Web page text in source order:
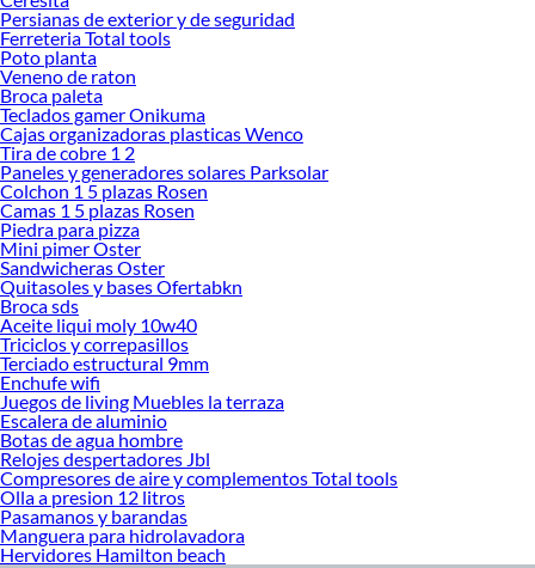
Encuentra una amplia variedad de productos de Alfombras en Sodimac.
Encuentra todo lo necesario para tus proyectos de renovación y decoración.
¡Visítanos y haz tus ideas realidad!
Persianas de exterior y de seguridad
Ferreteria Total tools
Poto planta
Veneno de raton
Broca paleta
Teclados gamer Onikuma
Cajas organizadoras plasticas Wenco
Tira de cobre 1 2
Paneles y generadores solares Parksolar
Colchon 1 5 plazas Rosen
Camas 1 5 plazas Rosen
Piedra para pizza
Mini pimer Oster
Sandwicheras Oster
Quitasoles y bases Ofertabkn
Broca sds
Aceite liqui moly 10w40
Triciclos y correpasillos
Terciado estructural 9mm
Enchufe wifi
Juegos de living Muebles la terraza
Escalera de aluminio
Botas de agua hombre
Relojes despertadores Jbl
Compresores de aire y complementos Total tools
Olla a presion 12 litros
Pasamanos y barandas
Manguera para hidrolavadora
Hervidores Hamilton beach